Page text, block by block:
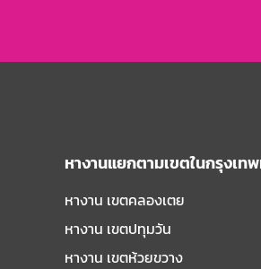
หางานแยกตามเขตในกรุงเท
หางาน เขตคลองเตย
หางาน เขตปทุมวัน
หางาน เขตห้วยขวาง